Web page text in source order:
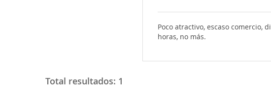
Poco atractivo, escaso
horas, no más.
Total resultados: 1